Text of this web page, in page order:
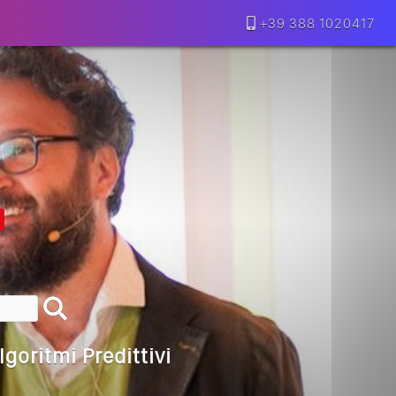
+39 388 1020417
Motivazione…
Franzese
Davvero
Vecchia SEO
Predittivi
Media, L’AI E I Contenuti…